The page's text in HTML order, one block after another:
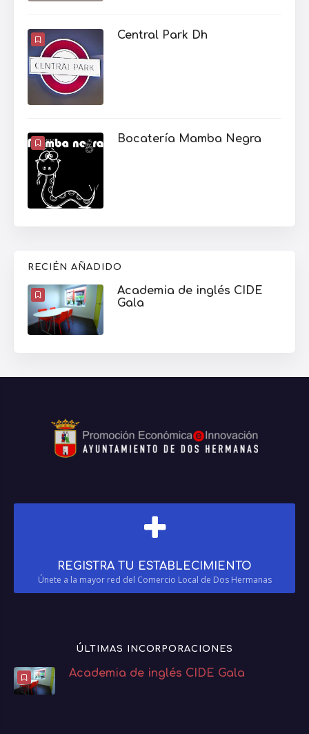
Central Park Dh
Bocatería Mamba Negra
RECIÉN AÑADIDO
Academia de inglés CIDE
Gala
REGISTRA TU ESTABLECIMIENTO
Únete a la mayor red del Comercio Local de Dos Hermanas
ÚLTIMAS INCORPORACIONES
Academia de inglés CIDE Gala